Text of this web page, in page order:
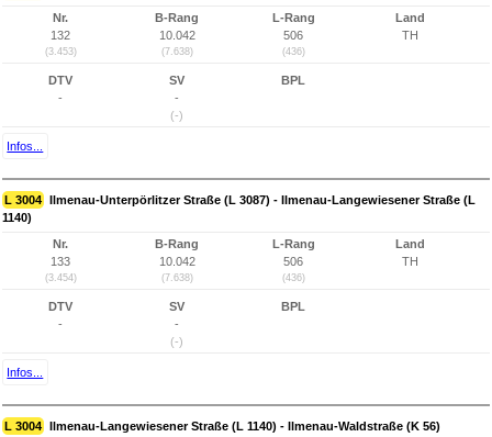
Nr.
132
(3.453)
B-Rang
10.042
(7.638)
L-Rang
506
(436)
Land
TH
DTV
-
SV
-
(-)
BPL
Infos...
L 3004 Ilmenau-Unterpörlitzer Straße (L 3087) - Ilmenau-Langewiesener Straße (L
1140)
Nr.
133
(3.454)
B-Rang
10.042
(7.638)
L-Rang
506
(436)
Land
TH
DTV
-
SV
-
(-)
BPL
Infos...
L 3004 Ilmenau-Langewiesener Straße (L 1140) - Ilmenau-Waldstraße (K 56)